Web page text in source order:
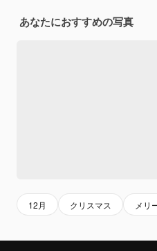
あなたにおすすめの写真
12月 クリスマス メリ